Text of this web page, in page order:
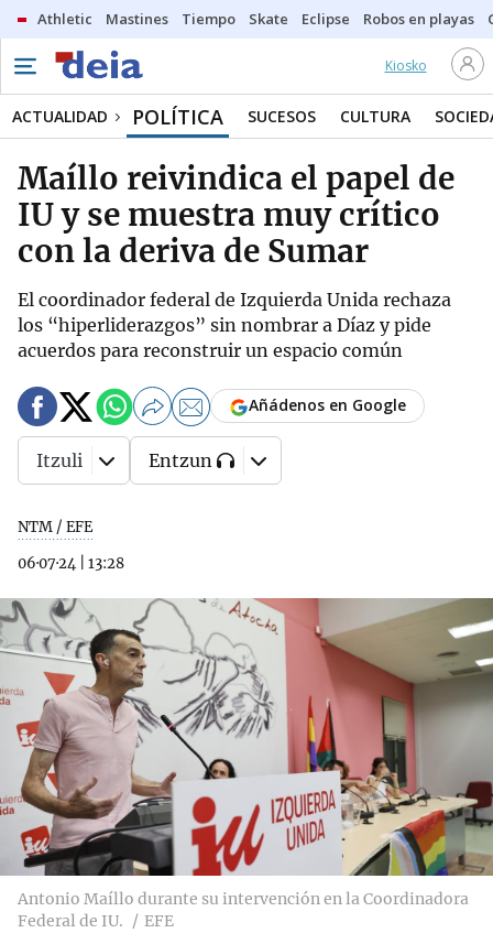
Athletic Mastines Tiempo Skate Eclipse Robos en playas
Kiosko
ACTUALIDAD POLÍTICA SUCESOS CULTURA
Maíllo reivindica el papel de
IU y se muestra muy crítico
con la deriva de Sumar
El coordinador federal de Izquierda Unida rechaza
los “hiperliderazgos” sin nombrar a Díaz y pide
acuerdos para reconstruir un espacio común
NTM / EFE
06·07·24
13:28
Añádenos en Google
Itzuli Entzun
Antonio Maíllo durante su intervención en la Coordinadora
Federal de IU.
EFE